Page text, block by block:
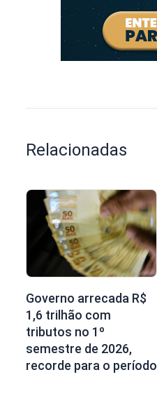
Relacionadas
Governo arrecada R$
1,6 trilhão com
tributos no 1º
semestre de 2026,
recorde para o período